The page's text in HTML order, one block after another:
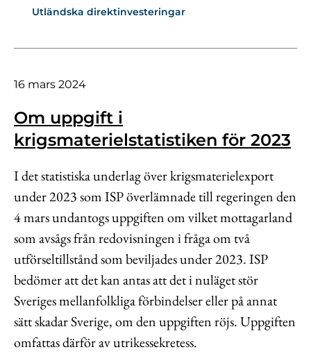
Utländska direktinvesteringar
16 mars 2024
Om uppgift i
krigsmaterielstatistiken för 2023
I det statistiska underlag över krigsmaterielexport
under 2023 som ISP överlämnade till regeringen den
4 mars undantogs uppgiften om vilket mottagarland
som avsågs från redovisningen i fråga om två
utförseltillstånd som beviljades under 2023. ISP
bedömer att det kan antas att det i nuläget stör
Sveriges mellanfolkliga förbindelser eller på annat
sätt skadar Sverige, om den uppgiften röjs. Uppgiften
omfattas därför av utrikessekretess.